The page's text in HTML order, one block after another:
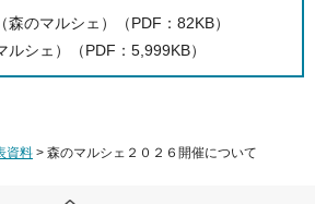
森のマルシェ）（PDF：82KB）
ルシェ）（PDF：5,999KB）
資料 > 森のマルシェ２０２６開催について